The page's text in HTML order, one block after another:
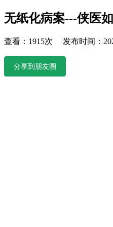
无纸化病案---侠医
查看：1915次 发布时间：
分享到朋友圈